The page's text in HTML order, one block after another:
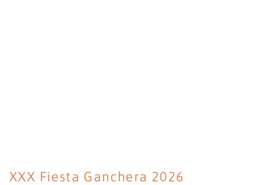
XXX Fiesta Ganchera 2026